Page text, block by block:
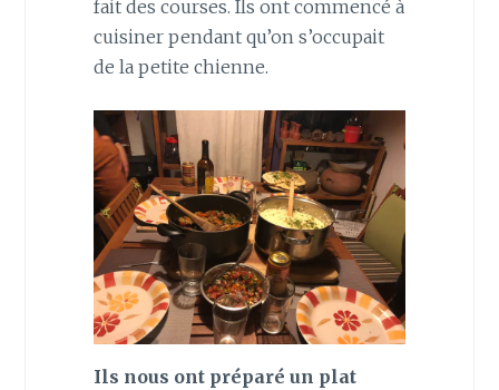
fait des courses. Ils ont commencé à
cuisiner pendant qu’on s’occupait
de la petite chienne.
Ils nous ont préparé un plat